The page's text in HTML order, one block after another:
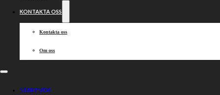
KONTAKTA OSS
Kontakta oss
Om oss
STARTSIDA
Tabelletta &